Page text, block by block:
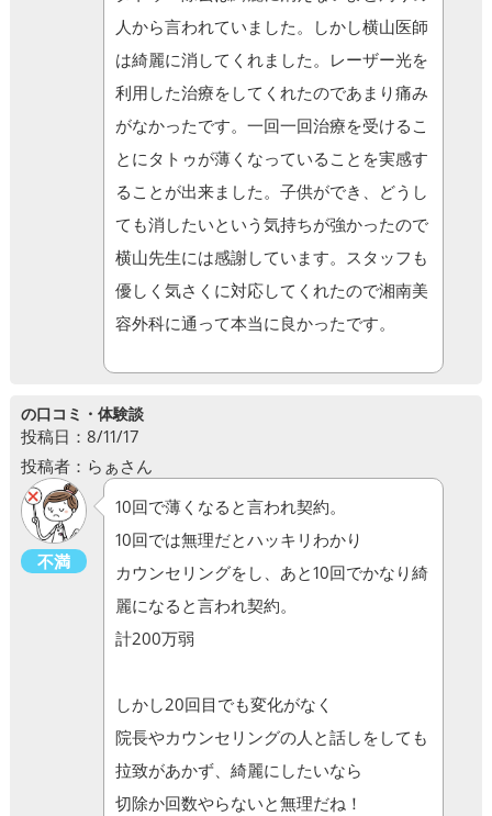
人から言われていました。しかし横山医師
は綺麗に消してくれました。レーザー光を
利用した治療をしてくれたのであまり痛み
がなかったです。一回一回治療を受けるこ
とにタトゥが薄くなっていることを実感す
ることが出来ました。子供ができ、どうし
ても消したいという気持ちが強かったので
横山先生には感謝しています。スタッフも
優しく気さくに対応してくれたので湘南美
容外科に通って本当に良かったです。
の口コミ・体験談
投稿日：8/11/17
投稿者：らぁさん
不満
10回で薄くなると言われ契約。
10回では無理だとハッキリわかり
カウンセリングをし、あと10回でかなり綺
麗になると言われ契約。
計200万弱
しかし20回目でも変化がなく
院長やカウンセリングの人と話しをしても
拉致があかず、綺麗にしたいなら
切除か回数やらないと無理だね！